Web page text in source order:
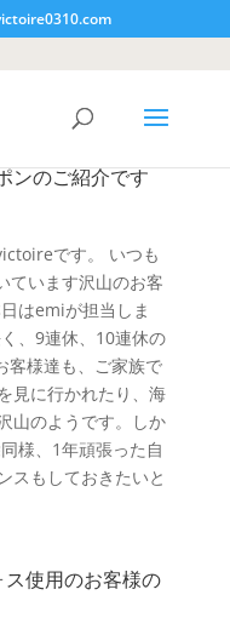
ンのご紹介です
です。 いつも
います沢山のお客
はemiが担当しま
、9連休、10連休の
客様達も、ご家族で
見に行かれたり、海
山のようです。しか
様、1年頑張った自
スもしておきたいと
使用のお客様の